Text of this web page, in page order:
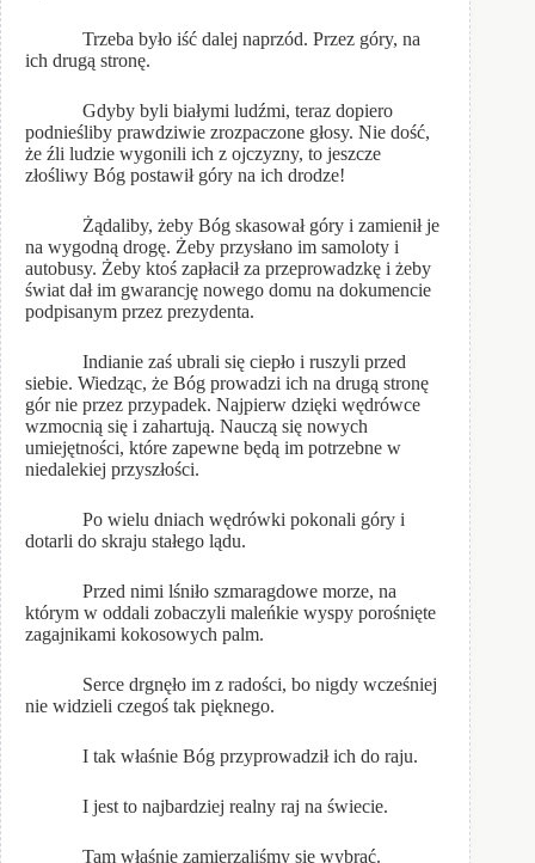
Trzeba było iść dalej naprzód. Przez góry, na
ich drugą stronę.
Gdyby byli białymi ludźmi, teraz dopiero
podnieśliby prawdziwie zrozpaczone głosy. Nie dość,
że źli ludzie wygonili ich z ojczyzny, to jeszcze
złośliwy Bóg postawił góry na ich drodze!
Żądaliby, żeby Bóg skasował góry i zamienił je
na wygodną drogę. Żeby przysłano im samoloty i
autobusy. Żeby ktoś zapłacił za przeprowadzkę i żeby
świat dał im gwarancję nowego domu na dokumencie
podpisanym przez prezydenta.
Indianie zaś ubrali się ciepło i ruszyli przed
siebie. Wiedząc, że Bóg prowadzi ich na drugą stronę
gór nie przez przypadek. Najpierw dzięki wędrówce
wzmocnią się i zahartują. Nauczą się nowych
umiejętności, które zapewne będą im potrzebne w
niedalekiej przyszłości.
Po wielu dniach wędrówki pokonali góry i
dotarli do skraju stałego lądu.
Przed nimi lśniło szmaragdowe morze, na
którym w oddali zobaczyli maleńkie wyspy porośnięte
zagajnikami kokosowych palm.
Serce drgnęło im z radości, bo nigdy wcześniej
nie widzieli czegoś tak pięknego.
I tak właśnie Bóg przyprowadził ich do raju.
I jest to najbardziej realny raj na świecie.
Tam właśnie zamierzaliśmy się wybrać.